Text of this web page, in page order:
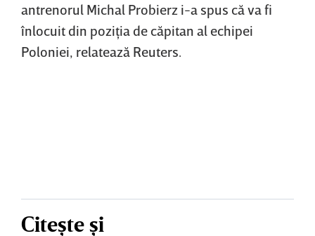
antrenorul Michal Probierz i-a spus că va fi
înlocuit din poziţia de căpitan al echipei
Poloniei, relatează Reuters.
Citește și